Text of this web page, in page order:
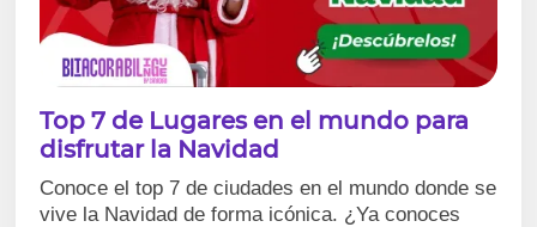
Top 7 de Lugares en el mundo para
disfrutar la Navidad
Conoce el top 7 de ciudades en el mundo donde se
vive la Navidad de forma icónica. ¿Ya conoces